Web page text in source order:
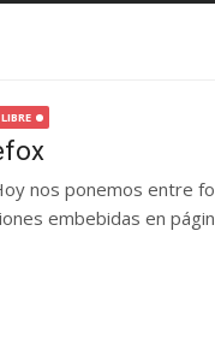
nos ponemos entre
embebidas en